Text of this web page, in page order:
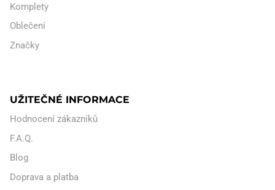
Komplety
Oblečení
Značky
UŽITEČNÉ INFORMACE
Hodnocení zákazníků
F.A.Q.
Blog
Doprava a platba